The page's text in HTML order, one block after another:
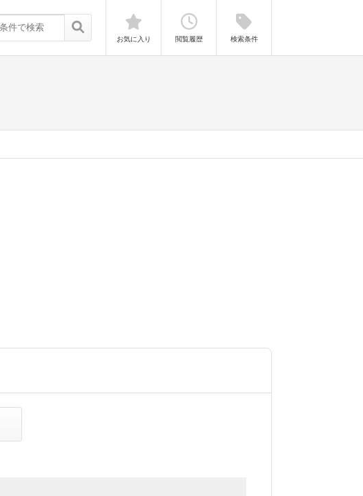
お気に入り 閲覧履歴 検索条件